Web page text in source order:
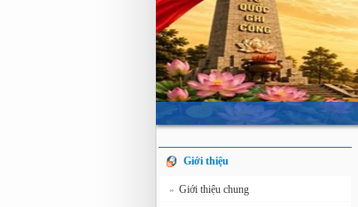
Giới thiệu
» Giới thiệu chung